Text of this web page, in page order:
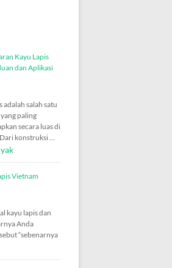
Kayu Lapis
dan Aplikasi
adalah salah satu
paling
secara luas di
konstruksi …
Vietnam
kayu lapis dan
Anda
“sebenarnya